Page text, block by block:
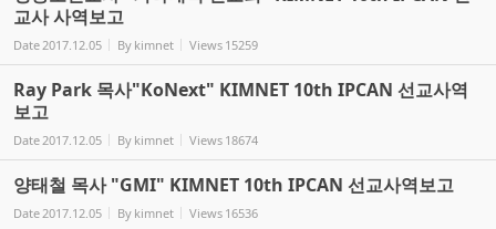
교사 사역보고
Date2017.12.05 By kimnet Views 15259
Ray Park 목사"KoNext" KIMNET 10th IPCAN 선교사역
보고
Date2017.12.05 By kimnet Views 18674
양태철 목사 "GMI" KIMNET 10th IPCAN 선교사역보고
Date2017.12.05 By kimnet Views 16536